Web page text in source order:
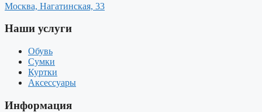
Москва, Нагатинская, 33
Наши услуги
Обувь
Сумки
Куртки
Аксессуары
Информация